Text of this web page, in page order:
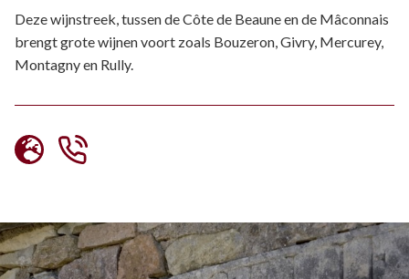
Deze wijnstreek, tussen de Côte de Beaune en de Mâconnais
brengt grote wijnen voort zoals Bouzeron, Givry, Mercurey,
Montagny en Rully.